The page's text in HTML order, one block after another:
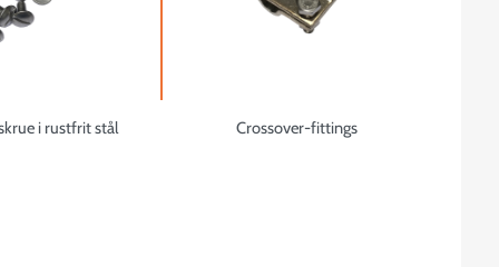
i rustfrit stål Crossover-fittings